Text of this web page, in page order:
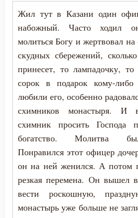
Благословение
Ближний
Блуд
Богатство
Богослужение
Болезнь
Брак
Вера
Амвросий Оптинский
Амфилохий Иконийский
Анастасий Синаит
Анатолий Оптинский
Антоний Великий
Антоний Оптинский (Путилов)
Афанасий (Сахаров)
Жил тут в Казани один
набожный. Часто ходил
молиться Богу и жертвовал на
скудных сбережений,
принесет, то лампадочку,
сорок в подарок кому-
любили его, особенно
схимников монастыря. И
схимник просить Господа
богатство. Молитва
Понравился этот офицер
он на ней женился. А потом
резкая перемена. Он вышел
вести роскошную,
монастырь уже больше не